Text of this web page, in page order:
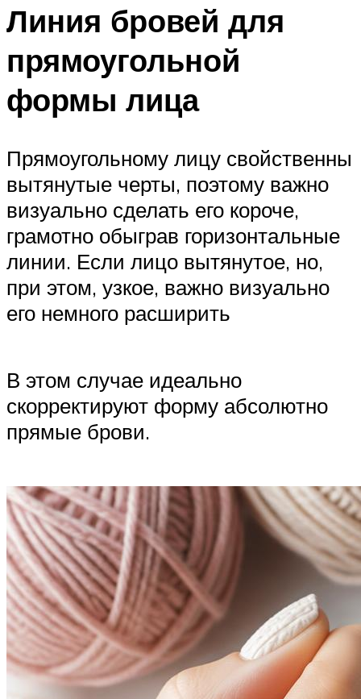
Линия бровей для
прямоугольной
формы лица
Прямоугольному лицу свойственны
вытянутые черты, поэтому важно
визуально сделать его короче,
грамотно обыграв горизонтальные
линии. Если лицо вытянутое, но,
при этом, узкое, важно визуально
его немного расширить
В этом случае идеально
скорректируют форму абсолютно
прямые брови.